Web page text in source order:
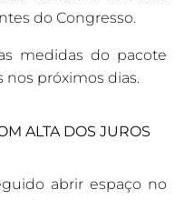
do Congresso.
medidas do pacote
nos próximos dias.
ALTA DOS JUROS
abrir espaço no